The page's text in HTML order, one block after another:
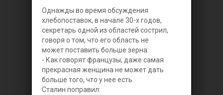
Однажды во время обсуждения
хлебопоставок, в начале 30-х годов,
секретарь одной из областей сострил,
говоря о том, что его область не
может поставить больше зерна:
- Как говорят французы, даже самая
прекрасная женщина не может дать
больше того, что у нее есть.
Сталин поправил: